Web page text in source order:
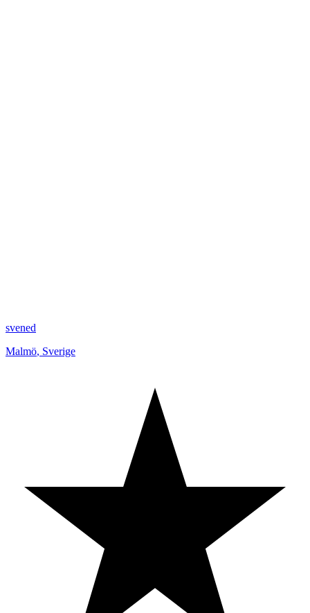
svened
Malmö, Sverige